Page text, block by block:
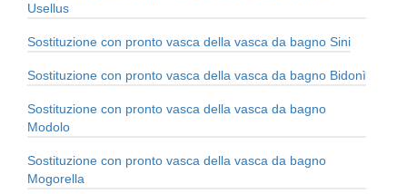
Usellus
Sostituzione con pronto vasca della vasca da bagno Sini
Sostituzione con pronto vasca della vasca da bagno Bidonì
Sostituzione con pronto vasca della vasca da bagno
Modolo
Sostituzione con pronto vasca della vasca da bagno
Mogorella